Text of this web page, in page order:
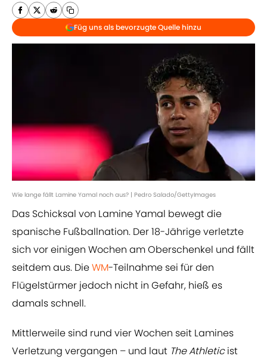
Füg uns als bevorzugte Quelle hinzu
Wie lange fällt Lamine Yamal noch aus? | Pedro Salado/GettyImages
Das Schicksal von Lamine Yamal bewegt die
spanische Fußballnation. Der 18-Jährige verletzte
sich vor einigen Wochen am Oberschenkel und fällt
seitdem aus. DieWM-Teilnahme sei für den
Flügelstürmer jedoch nicht in Gefahr, hieß es
damals schnell.
Mittlerweile sind rund vier Wochen seit Lamines
Verletzung vergangen – und laut The Athleticist